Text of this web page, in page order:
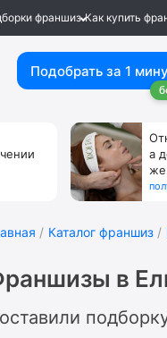
франшиз Как купить
Подобрать за 1
а
же
Каталог франшиз
в